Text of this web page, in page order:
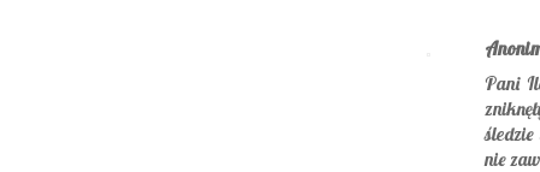
Pani
śledzie
nie